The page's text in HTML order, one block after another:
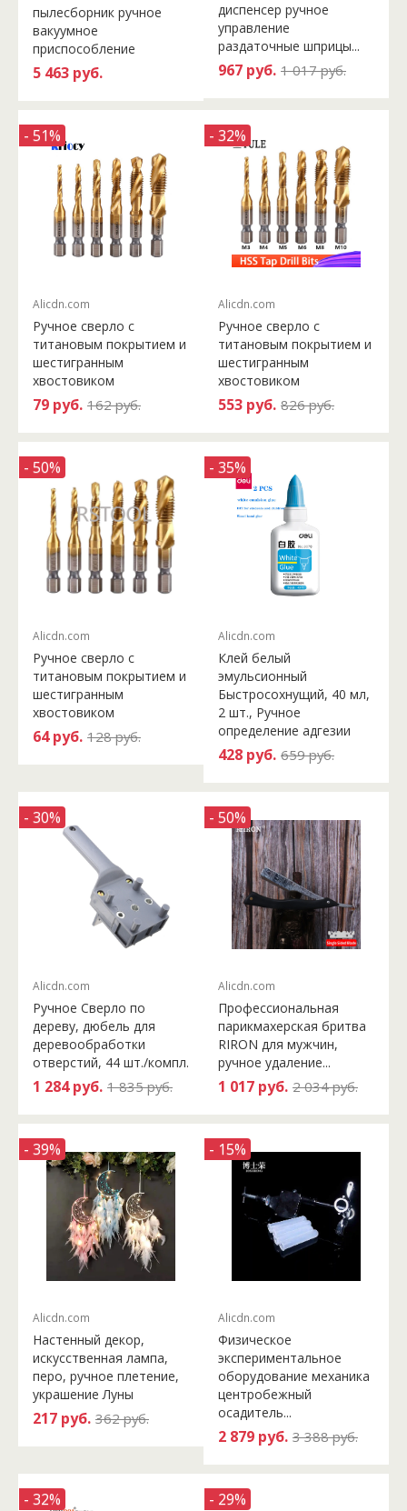
пылесборник ручное
вакуумное
приспособление
5 463 руб.
диспенсер ручное
управление
раздаточные шприцы...
967 руб. 1 017 руб.
- 51%
Alicdn.com
Ручное сверло с
титановым покрытием и
шестигранным
хвостовиком
79 руб. 162 руб.
- 32%
Alicdn.com
Ручное сверло с
титановым покрытием и
шестигранным
хвостовиком
553 руб. 826 руб.
- 50%
Alicdn.com
Ручное сверло с
титановым покрытием и
шестигранным
хвостовиком
64 руб. 128 руб.
- 35%
Alicdn.com
Клей белый
эмульсионный
Быстросохнущий, 40 мл,
2 шт., Ручное
определение адгезии
428 руб. 659 руб.
- 30%
Alicdn.com
Ручное Сверло по
дереву, дюбель для
деревообработки
отверстий, 44 шт./компл.
1 284 руб. 1 835 руб.
- 50%
Alicdn.com
Профессиональная
парикмахерская бритва
RIRON для мужчин,
ручное удаление...
1 017 руб. 2 034 руб.
- 39%
Alicdn.com
Настенный декор,
искусственная лампа,
перо, ручное плетение,
украшение Луны
217 руб. 362 руб.
- 15%
Alicdn.com
Физическое
экспериментальное
оборудование механика
центробежный
осадитель...
2 879 руб. 3 388 руб.
- 32% - 29%